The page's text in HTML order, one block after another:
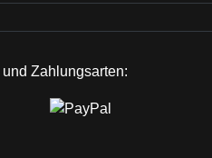
Zahlungsarten: